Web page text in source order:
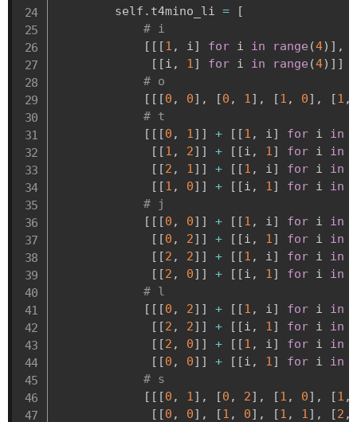
        self
. t4mino_li =
[
# i
[ [ [1 , i ] for i in range (4) ] ,
[ [ i , 1 ] for i in range (4) ] ]
# o
[ [ [0 , 0] , [0 , 1 ] , [1 , 0] , [1 ,
# t
[ [ [0 , 1 ] ] + [ [1 , i ] for i in
[ [1 , 2] ] + [ [ i , 1 ] for i in
[ [2 , 1 ] ] + [ [1 , i ] for i in
[ [1 , 0] ] + [ [ i , 1 ] for i in
# j
[ [ [0 , 0] ] + [ [1 , i ] for i in
[ [0 , 2] ] + [ [ i , 1 ] for i in
[ [2 , 2] ] + [ [1 , i ] for i in
[ [2 , 0] ] + [ [ i , 1 ] for i in
# l
[ [ [0 , 2] ] + [ [1 , i ] for i in
[ [2 , 2] ] + [ [ i , 1 ] for i in
[ [2 , 0] ] + [ [1 , i ] for i in
[ [0 , 0] ] + [ [ i , 1 ] for i in
# s
[ [ [0 , 1 ] , [0 , 2] , [1 , 0] , [1 ,
[ [0 , 0] , [1 , 0] , [1 , 1 ] , [2 ,